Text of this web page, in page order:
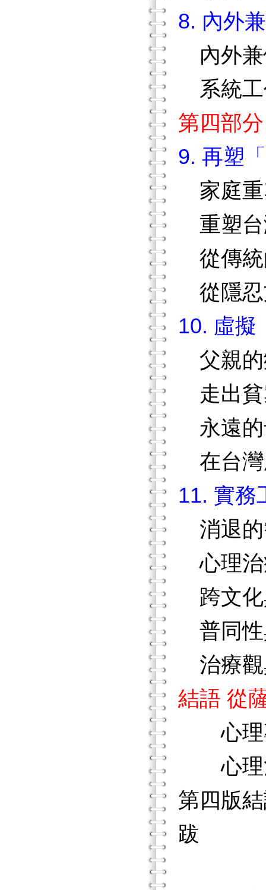
8. 內外
內外兼
系統工
第四部
9. 再塑
家庭重
重塑台
從傳統
從隱忍
10. 虛擬
父親的
走出貧
永遠的
在台灣
11. 實務
消退的
心理治
跨文化
普同性
治療觀
結語 從
心理
心理
第四版
跋